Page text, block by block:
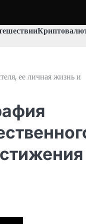
ее личная жизнь и